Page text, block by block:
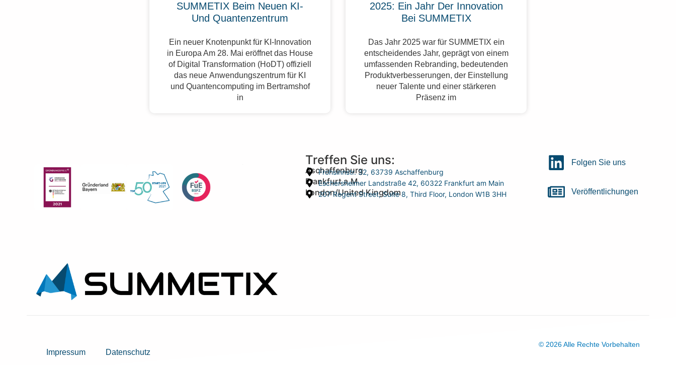
SUMMETIX Beim Neuen KI-
Und Quantenzentrum
Ein neuer Knotenpunkt für KI-Innovation
in Europa Am 28. Mai eröffnet das House
of Digital Transformation (HoDT) offiziell
das neue Anwendungszentrum für KI
und Quantencomputing im Bertramshof
in
2025: Ein Jahr Der Innovation
Bei SUMMETIX
Das Jahr 2025 war für SUMMETIX ein
entscheidendes Jahr, geprägt von einem
umfassenden Rebranding, bedeutenden
Produktverbesserungen, der Einstellung
neuer Talente und einer stärkeren
Präsenz im
Treffen Sie uns:
Aschaffenburg
Frohsinnstr. 32, 63739 Aschaffenburg
Frankfurt a.M.
Eschersheimer Landstraße 42, 60322 Frankfurt am Main
London/United Kingdom
207 Regent Street, Suite 8, Third Floor, London W1B 3HH
Folgen Sie uns
Veröffentlichungen
Impressum Datenschutz
© 2026 Alle Rechte Vorbehalten